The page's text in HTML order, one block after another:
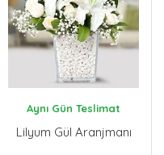
Aynı Gün Teslimat
Lilyum Gül Aranjmanı